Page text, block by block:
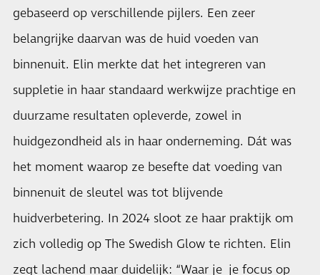
gebaseerd op verschillende pijlers. Een zeer
belangrijke daarvan was de huid voeden van
binnenuit. Elin merkte dat het integreren van
suppletie in haar standaard werkwijze prachtige en
duurzame resultaten opleverde, zowel in
huidgezondheid als in haar onderneming. Dát was
het moment waarop ze besefte dat voeding van
binnenuit de sleutel was tot blijvende
huidverbetering. In 2024 sloot ze haar praktijk om
zich volledig op The Swedish Glow te richten. Elin
zegt lachend maar duidelijk: “Waar je je focus op